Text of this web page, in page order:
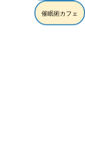
催眠術カフェ